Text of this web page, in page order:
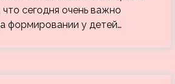
сегодня очень важно
формировании у детей…